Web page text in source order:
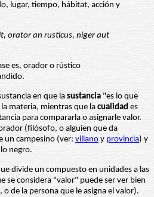
lugar, tiempo, hábitat, acción y
orator an rusticus, niger aut
es, orador o rústico
en que la sustancia "es lo que
materia, mientras que la cualidad es
para compararla o asignarle valor.
(filósofo, o alguien que da
un campesino (ver: villano y provincia) y
negro.
divide un compuesto en unidades a las
se considera "valor" puede ser ver bien
de la persona que le asigna el valor).